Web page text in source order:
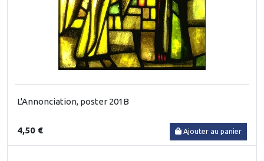
L'Annonciation, poster 201B
4,50 € Ajouter au panier